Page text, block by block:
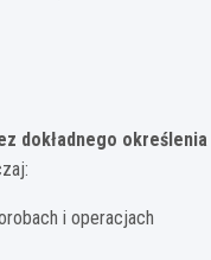
dokładnego
i operacjach